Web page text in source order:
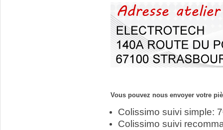
Vous pouvez nous envoyer votre
Colissimo suivi simple:
Colissimo suivi